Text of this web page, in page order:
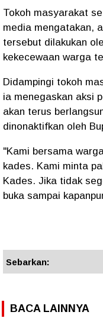
Tokoh masyarakat
media mengatakan,
tersebut dilakukan
kekecewaan warga
Didampingi tokoh
ia menegaskan aksi
akan terus
dinonaktifkan oleh
"Kami bersama
kades. Kami minta
Kades. Jika tidak
buka sampai
Sebarkan:
BACA LAINNYA